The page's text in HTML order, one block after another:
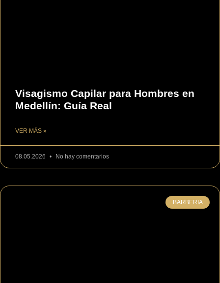
Visagismo Capilar para Hombres en
Medellín: Guía Real
VER MÁS »
08.05.2026 No hay comentarios
BARBERIA